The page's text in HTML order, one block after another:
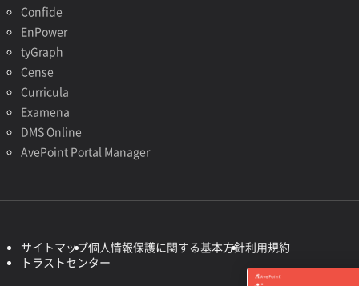
Confide
EnPower
tyGraph
Cense
Curricula
Examena
DMS Online
AvePoint Portal Manager
サイトマップ個人情報保護に関する基本方針利用規約
トラストセンター